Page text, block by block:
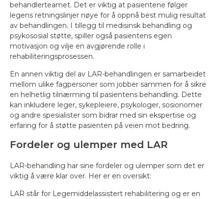
behandlerteamet. Det er viktig at pasientene følger
legens retningslinjer nøye for å oppnå best mulig resultat
av behandlingen. I tillegg til medisinsk behandling og
psykososial støtte, spiller også pasientens egen
motivasjon og vilje en avgjørende rolle i
rehabiliteringsprosessen.
En annen viktig del av LAR-behandlingen er samarbeidet
mellom ulike fagpersoner som jobber sammen for å sikre
en helhetlig tilnærming til pasientens behandling. Dette
kan inkludere leger, sykepleiere, psykologer, sosionomer
og andre spesialister som bidrar med sin ekspertise og
erfaring for å støtte pasienten på veien mot bedring.
Fordeler og ulemper med LAR
LAR-behandling har sine fordeler og ulemper som det er
viktig å være klar over. Her er en oversikt:
LAR står for Legemiddelassistert rehabilitering og er en